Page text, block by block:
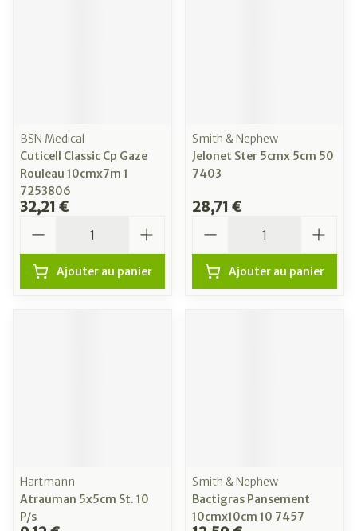
BSN Medical
Cuticell Classic Cp Gaze
Rouleau 10cmx7m 1
7253806
32,21 €
Ajouter au panier
Smith & Nephew
Jelonet Ster 5cmx 5cm 50
7403
28,71 €
Ajouter au panier
Hartmann
Atrauman 5x5cm St. 10
P/s
Smith & Nephew
Bactigras Pansement
10cmx10cm 10 7457